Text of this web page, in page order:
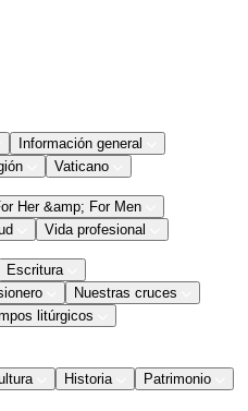
Información general
Vaticano
Her &amp; For Men
Vida profesional
Escritura
Nuestras cruces
litúrgicos
Historia
Patrimonio